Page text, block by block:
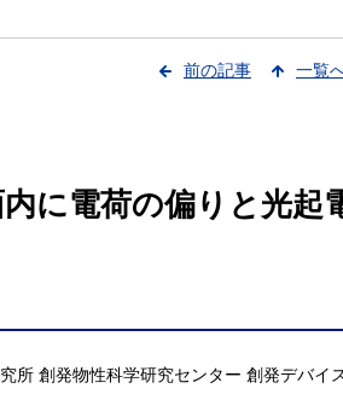
前の記事 一覧
に電荷の偏りと光起
所 創発物性科学研究センター 創発デバイ